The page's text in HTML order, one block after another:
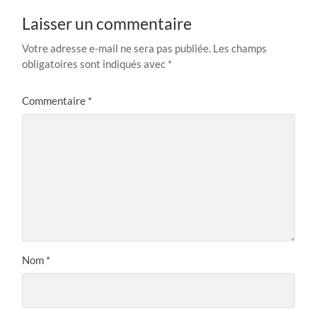
Laisser un commentaire
Votre adresse e-mail ne sera pas publiée. Les champs
obligatoires sont indiqués avec *
Commentaire *
Nom *